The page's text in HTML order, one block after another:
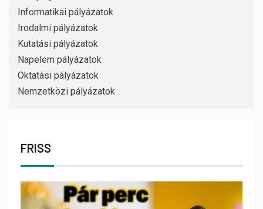
Informatikai pályázatok
Irodalmi pályázatok
Kutatási pályázatok
Napelem pályázatok
Oktatási pályázatok
Nemzetközi pályázatok
FRISS